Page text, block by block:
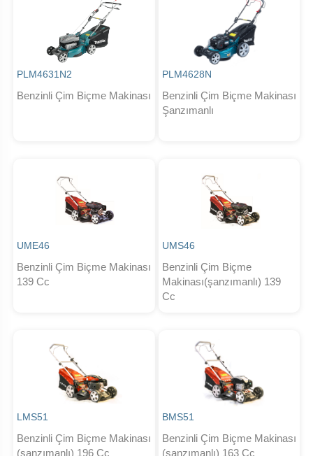
PLM4631N2
Benzinli Çim Biçme Makinası
PLM4628N
Benzinli Çim Biçme Makinası
Şanzımanlı
UME46
Benzinli Çim Biçme Makinası
139 Cc
UMS46
Benzinli Çim Biçme
Makinası(şanzımanlı) 139
Cc
LMS51
Benzinli Çim Biçme Makinası
(şanzımanlı) 196 Cc
BMS51
Benzinli Çim Biçme Makinası
(şanzımanlı) 163 Cc